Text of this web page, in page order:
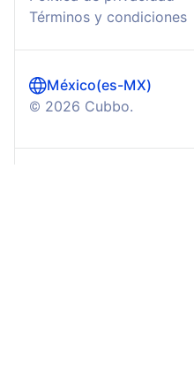
Términos y condiciones
México(es-MX)
© 2026 Cubbo.